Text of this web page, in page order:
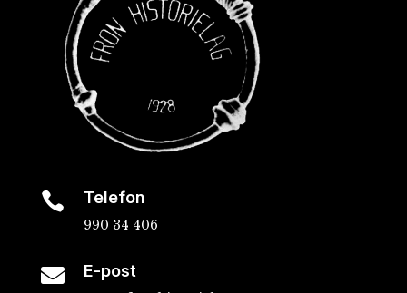
 Telefon
990 34 406
 E-post